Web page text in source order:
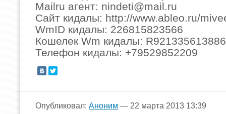
Mailru агент: nindeti@mail.ru
Сайт кидалы: http://www.ableo.ru/
WmID кидалы: 226815823566
Кошелек Wm кидалы: R921335613886
Телефон кидалы: +79529852209
Опубликовал: Аноним — 22 марта 2013 13:39